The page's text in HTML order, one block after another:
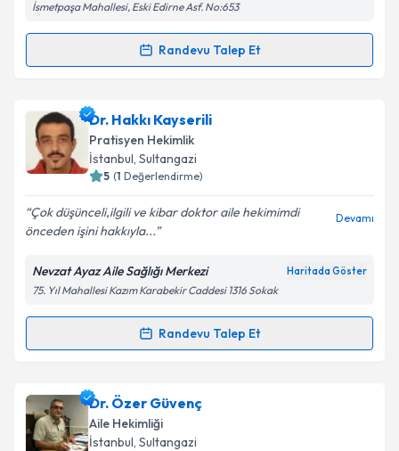
Kişisel verilerimin işlenmesine ilişkin
Metni'ni okudum ve kişisel verilerimin belirtilen
Takvim Talebini Gönder
İsmetpaşa Mahallesi, Eski Edirne Asf. No:653
Randevu Talep Et
Randevu Takvimi Talebi
Dr. Mutlu Dalariçin randevu takvimi talebi oluşturun.
Size bu uzmandan randevu almanız için bir takvim
hazırlandığında e-posta ile bilgilendireceğiz.
Kişisel verilerimin işlenmesine ilişkin
Aydınlatma
Metni'ni okudum ve kişisel verilerimin belirtilen
kapsamda işlenmesini kabul ediyorum.
Dr. Hakkı Kayserili
Pratisyen Hekimlik
İstanbul, Sultangazi
5 (1 Değerlendirme)
Çok düşünceli,ilgili ve kibar doktor aile hekimimdi
önceden işini hakkıyla...
Devamı
Nevzat Ayaz Aile Sağlığı Merkezi Haritada Göster
75. Yıl Mahallesi Kazım Karabekir Caddesi 1316 Sokak
Randevu Talep Et
Randevu Takvimi Talebi
Dr. Hakkı Kayseriliiçin randevu takvimi talebi
oluşturun. Size bu uzmandan randevu almanız için bir
takvim hazırlandığında e-posta ile bilgilendireceğiz.
Dr. Özer Güvenç
Aile Hekimliği
İstanbul, Sultangazi